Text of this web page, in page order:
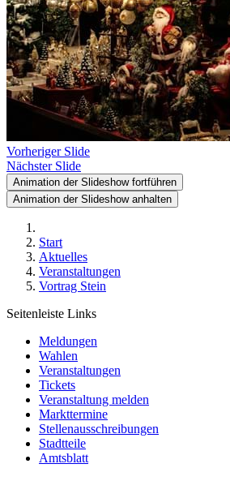
Vorheriger Slide
Nächster Slide
Animation der Slideshow fortführen
Animation der Slideshow anhalten
Start
Aktuelles
Veranstaltungen
Vortrag Stein
Seitenleiste Links
Meldungen
Wahlen
Veranstaltungen
Tickets
Veranstaltung melden
Markttermine
Stellenausschreibungen
Stadtteile
Amtsblatt